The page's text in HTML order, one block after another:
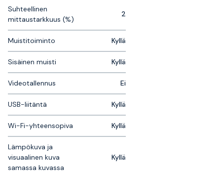
Suhteellinen
mittaustarkkuus (%)
2
Muistitoiminto Kyllä
Sisäinen muisti Kyllä
Videotallennus Ei
USB-liitäntä Kyllä
Wi-Fi-yhteensopiva Kyllä
Lämpökuva ja
visuaalinen kuva
samassa kuvassa
Kyllä